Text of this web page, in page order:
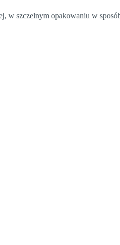
w szczelnym opakowaniu w